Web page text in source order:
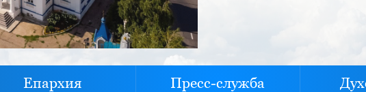
Епархия Пресс-служба